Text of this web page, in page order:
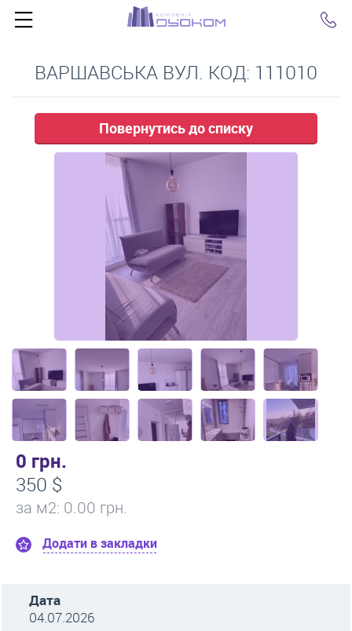
ВАРШАВСЬКА ВУЛ. КОД: 111010
Повернутись до списку
0 грн.
350 $
за м2: 0.00 грн.
Додати в закладки
Дата
04.07.2026